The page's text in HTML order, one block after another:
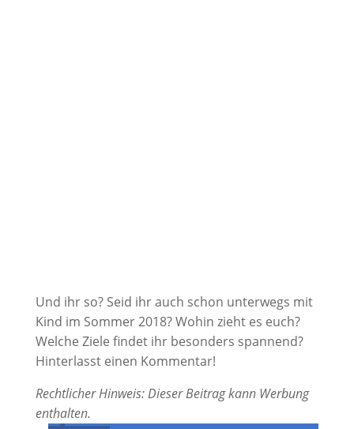
Und ihr so? Seid ihr auch schon unterwegs mit
Kind im Sommer 2018? Wohin zieht es euch?
Welche Ziele findet ihr besonders spannend?
Hinterlasst einen Kommentar!
Rechtlicher Hinweis: Dieser Beitrag kann Werbung
enthalten.